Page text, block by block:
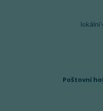
lokální
Poštovní